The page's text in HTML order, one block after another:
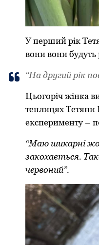
У перший рік
вони вони будуть
“На другий рік
Цьогоріч жінка
теплицях Тетяни
експерименту –
“Маю шикарні
закохається.
червоний”.